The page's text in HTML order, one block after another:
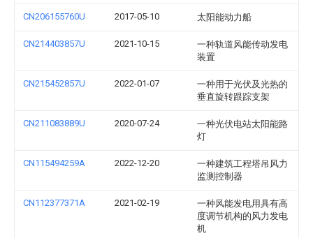
CN206155760U 2017-05-10 太阳能动力船
CN214403857U 2021-10-15
一种轨道风能传动发电
装置
CN215452857U 2022-01-07
一种用于光伏及光热的
垂直旋转跟踪支架
CN211083889U 2020-07-24
一种光伏电站太阳能路
灯
CN115494259A 2022-12-20
一种建筑工程塔吊风力
监测控制器
CN112377371A 2021-02-19
一种风能发电用具有高
度调节机构的风力发电
机